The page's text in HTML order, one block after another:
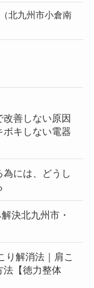
北九州市小倉南
善しない原因
ボキしない電器
為には、どうし
決北九州市・
り解消法｜肩こ
法【徳力整体